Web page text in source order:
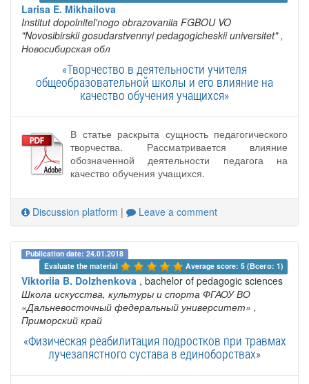
Larisa E. Mikhailova
Institut dopolnitel'nogo obrazovaniia FGBOU VO
"Novosibirskii gosudarstvennyi pedagogicheskii universitet" ,
Новосибирская обл
«Творчество в деятельности учителя
общеобразовательной школы и его влияние на
качество обучения учащихся»
В статье раскрыта сущность педагогического
творчества. Рассматривается влияние
обозначенной деятельности педагога на
качество обучения учащихся.
Discussion platform | Leave a comment
Publication date: 24.01.2018
Evaluate the material
Average score: 5 (Всего: 1)
Viktoriia B. Dolzhenkova , bachelor of pedagogic sciences
Школа искусства, культуры и спорта ФГАОУ ВО
«Дальневосточный федеральный университет» ,
Приморский край
«Физическая реабилитация подростков при травмах
лучезапястного сустава в единоборствах»